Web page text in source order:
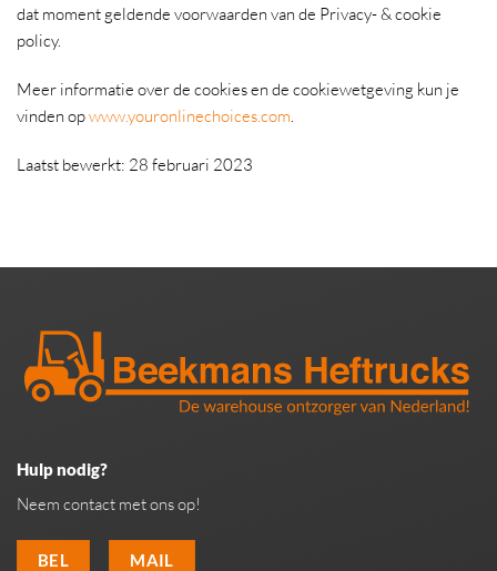
dat moment geldende voorwaarden van de Privacy- & cookie
policy.
Meer informatie over de cookies en de cookiewetgeving kun je
vinden opwww.youronlinechoices.com.
Laatst bewerkt: 28 februari 2023
Hulp nodig?
Neem contact met ons op!
BEL MAIL